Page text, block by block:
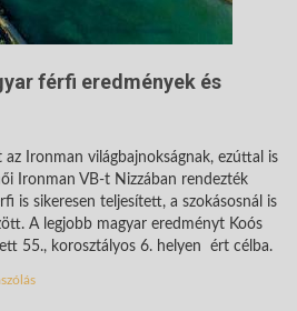
férfi eredmények és
Ironman világbajnokságnak, ezúttal is
Ironman VB-t Nizzában rendezték
is sikeresen teljesített, a szokásosnál is
A legjobb magyar eredményt Koós
55., korosztályos 6. helyen ért célba.